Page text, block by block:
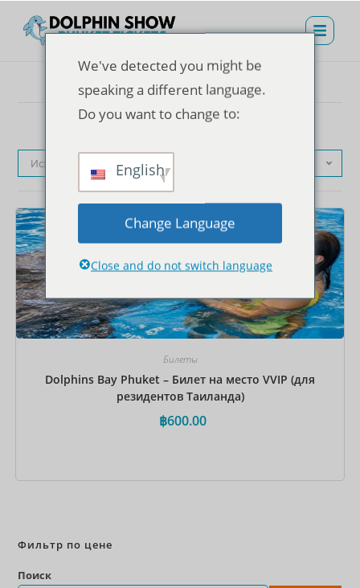
Исходная сортировка
Билеты
Dolphins Bay Phuket – Билет на место VVIP (для
резидентов Таиланда)
฿600.00
Фильтр по цене
Поиск
We've detected you might be
speaking a different language.
Do you want to change to:
English
Change Language
Close and do not switch language